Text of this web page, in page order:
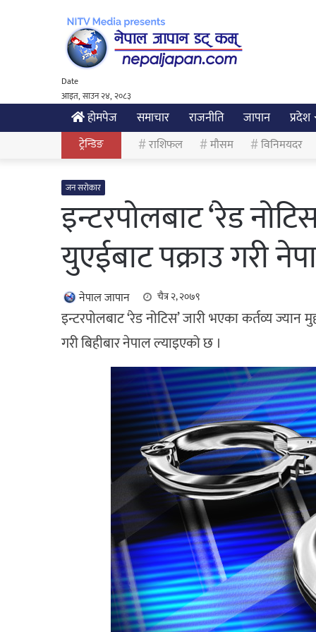
Date
आइत, साउन २४, २०८३
होमपेज समाचार राजनीति जापान प्रदेश
ट्रेन्डिङ राशिफल मौसम विनिमयदर
जन सरोकार
इन्टरपोलबाट ‘रेड
युएईबाट पक्राउ गरी
नेपाल जापान चैत्र २, २०७९
इन्टरपोलबाट ‘रेड नोटिस’ जारी भएका कर्तव्य ज्यान
गरी बिहीबार नेपाल ल्याइएको छ ।